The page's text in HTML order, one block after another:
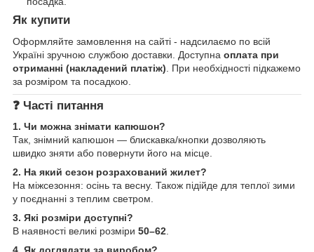
Як купити
Оформляйте замовлення на сайті - надсилаємо по всій
Україні зручною службою доставки. Доступна оплата при
отриманні (накладений платіж) . При необхідності підкажемо
за розміром та посадкою.
❓ Часті питання
1. Чи можна знімати капюшон?
Так, знімний капюшон — блискавка/кнопки дозволяють
швидко зняти або повернути його на місце.
2. На який сезон розрахований жилет?
На міжсезоння: осінь та весну. Також підійде для теплої зими
у поєднанні з теплим светром.
3. Які розміри доступні?
В наявності великі розміри 50–62.